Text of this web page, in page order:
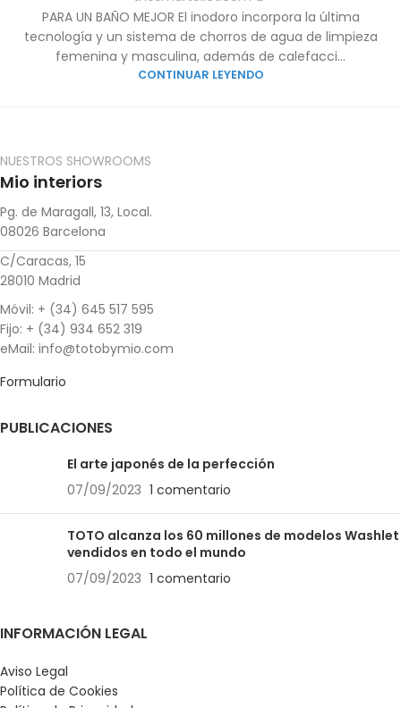
PARA UN BAÑO MEJOR El inodoro incorpora la última
tecnología y un sistema de chorros de agua de limpieza
femenina y masculina, además de calefacci...
CONTINUAR LEYENDO
NUESTROS SHOWROOMS
Mio interiors
Pg. de Maragall, 13, Local.
08026 Barcelona
C/Caracas, 15
28010 Madrid
Móvil: + (34) 645 517 595
Fijo: + (34) 934 652 319
eMail: info@totobymio.com
Formulario
PUBLICACIONES
El arte japonés de la perfección
07/09/2023 1 comentario
TOTO alcanza los 60 millones de modelos Washlet
vendidos en todo el mundo
07/09/2023 1 comentario
INFORMACIÓN LEGAL
Aviso Legal
Política de Cookies